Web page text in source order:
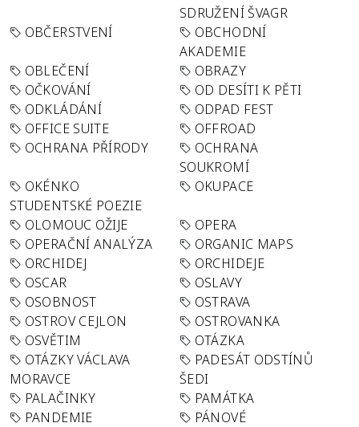
SDRUŽENÍ ŠVAGR
OBČERSTVENÍ
OBCHODNÍ
AKADEMIE
OBLEČENÍ
OBRAZY
OČKOVÁNÍ
OD DESÍTI K PĚTI
ODKLÁDÁNÍ
ODPAD FEST
OFFICE SUITE
OFFROAD
OCHRANA PŘÍRODY
OCHRANA
SOUKROMÍ
OKÉNKO
STUDENTSKÉ POEZIE
OKUPACE
OLOMOUC OŽIJE
OPERA
OPERAČNÍ ANALÝZA
ORGANIC MAPS
ORCHIDEJ
ORCHIDEJE
OSCAR
OSLAVY
OSOBNOST
OSTRAVA
OSTROV CEJLON
OSTROVANKA
OSVĚTIM
OTÁZKA
OTÁZKY VÁCLAVA
MORAVCE
PADESÁT ODSTÍNŮ
ŠEDI
PALAČINKY
PAMÁTKA
PANDEMIE
PÁNOVÉ